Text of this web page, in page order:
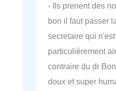
- Ils prenent des
bon il faut passer
secretaire qui
particulièrement
contraire du dr
doux et super